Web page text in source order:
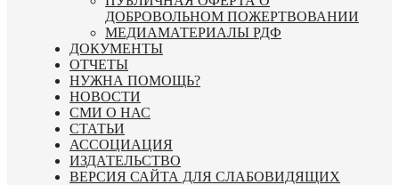
ДОБРОВОЛЬНОМ ПОЖЕРТВОВАНИИ
МЕДИАМАТЕРИАЛЫ РДФ
ДОКУМЕНТЫ
ОТЧЕТЫ
НУЖНА ПОМОЩЬ?
НОВОСТИ
СМИ О НАС
СТАТЬИ
АССОЦИАЦИЯ
ИЗДАТЕЛЬСТВО
ВЕРСИЯ САЙТА ДЛЯ СЛАБОВИДЯЩИХ